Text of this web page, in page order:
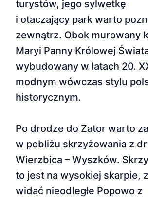
turystów, jego sylwetkę
i otaczający park warto
zewnątrz. Obok murowany
Maryi Panny Królowej
wybudowany w latach 20.
modnym wówczas stylu
historycznym.
Po drodze do Zator warto
w pobliżu skrzyżowania z
Wierzbica – Wyszków.
to jest na wysokiej skarpie,
widać nieodległe Popowo z